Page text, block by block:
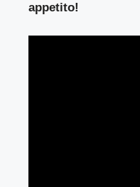
appetito!